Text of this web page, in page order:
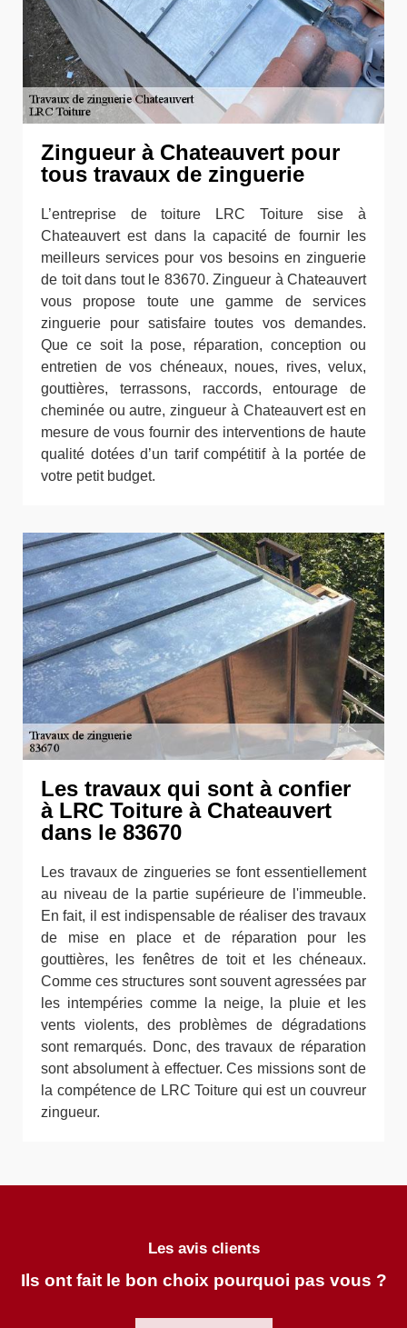
Zingueur à Chateauvert pour
tous travaux de zinguerie
L’entreprise de toiture LRC Toiture sise à
Chateauvert est dans la capacité de fournir les
meilleurs services pour vos besoins en zinguerie
de toit dans tout le 83670. Zingueur à Chateauvert
vous propose toute une gamme de services
zinguerie pour satisfaire toutes vos demandes.
Que ce soit la pose, réparation, conception ou
entretien de vos chéneaux, noues, rives, velux,
gouttières, terrassons, raccords, entourage de
cheminée ou autre, zingueur à Chateauvert est en
mesure de vous fournir des interventions de haute
qualité dotées d’un tarif compétitif à la portée de
votre petit budget.
Les travaux qui sont à confier
à LRC Toiture à Chateauvert
dans le 83670
Les travaux de zingueries se font essentiellement
au niveau de la partie supérieure de l'immeuble.
En fait, il est indispensable de réaliser des travaux
de mise en place et de réparation pour les
gouttières, les fenêtres de toit et les chéneaux.
Comme ces structures sont souvent agressées par
les intempéries comme la neige, la pluie et les
vents violents, des problèmes de dégradations
sont remarqués. Donc, des travaux de réparation
sont absolument à effectuer. Ces missions sont de
la compétence de LRC Toiture qui est un couvreur
zingueur.
Les avis clients
Ils ont fait le bon choix pourquoi pas vous ?